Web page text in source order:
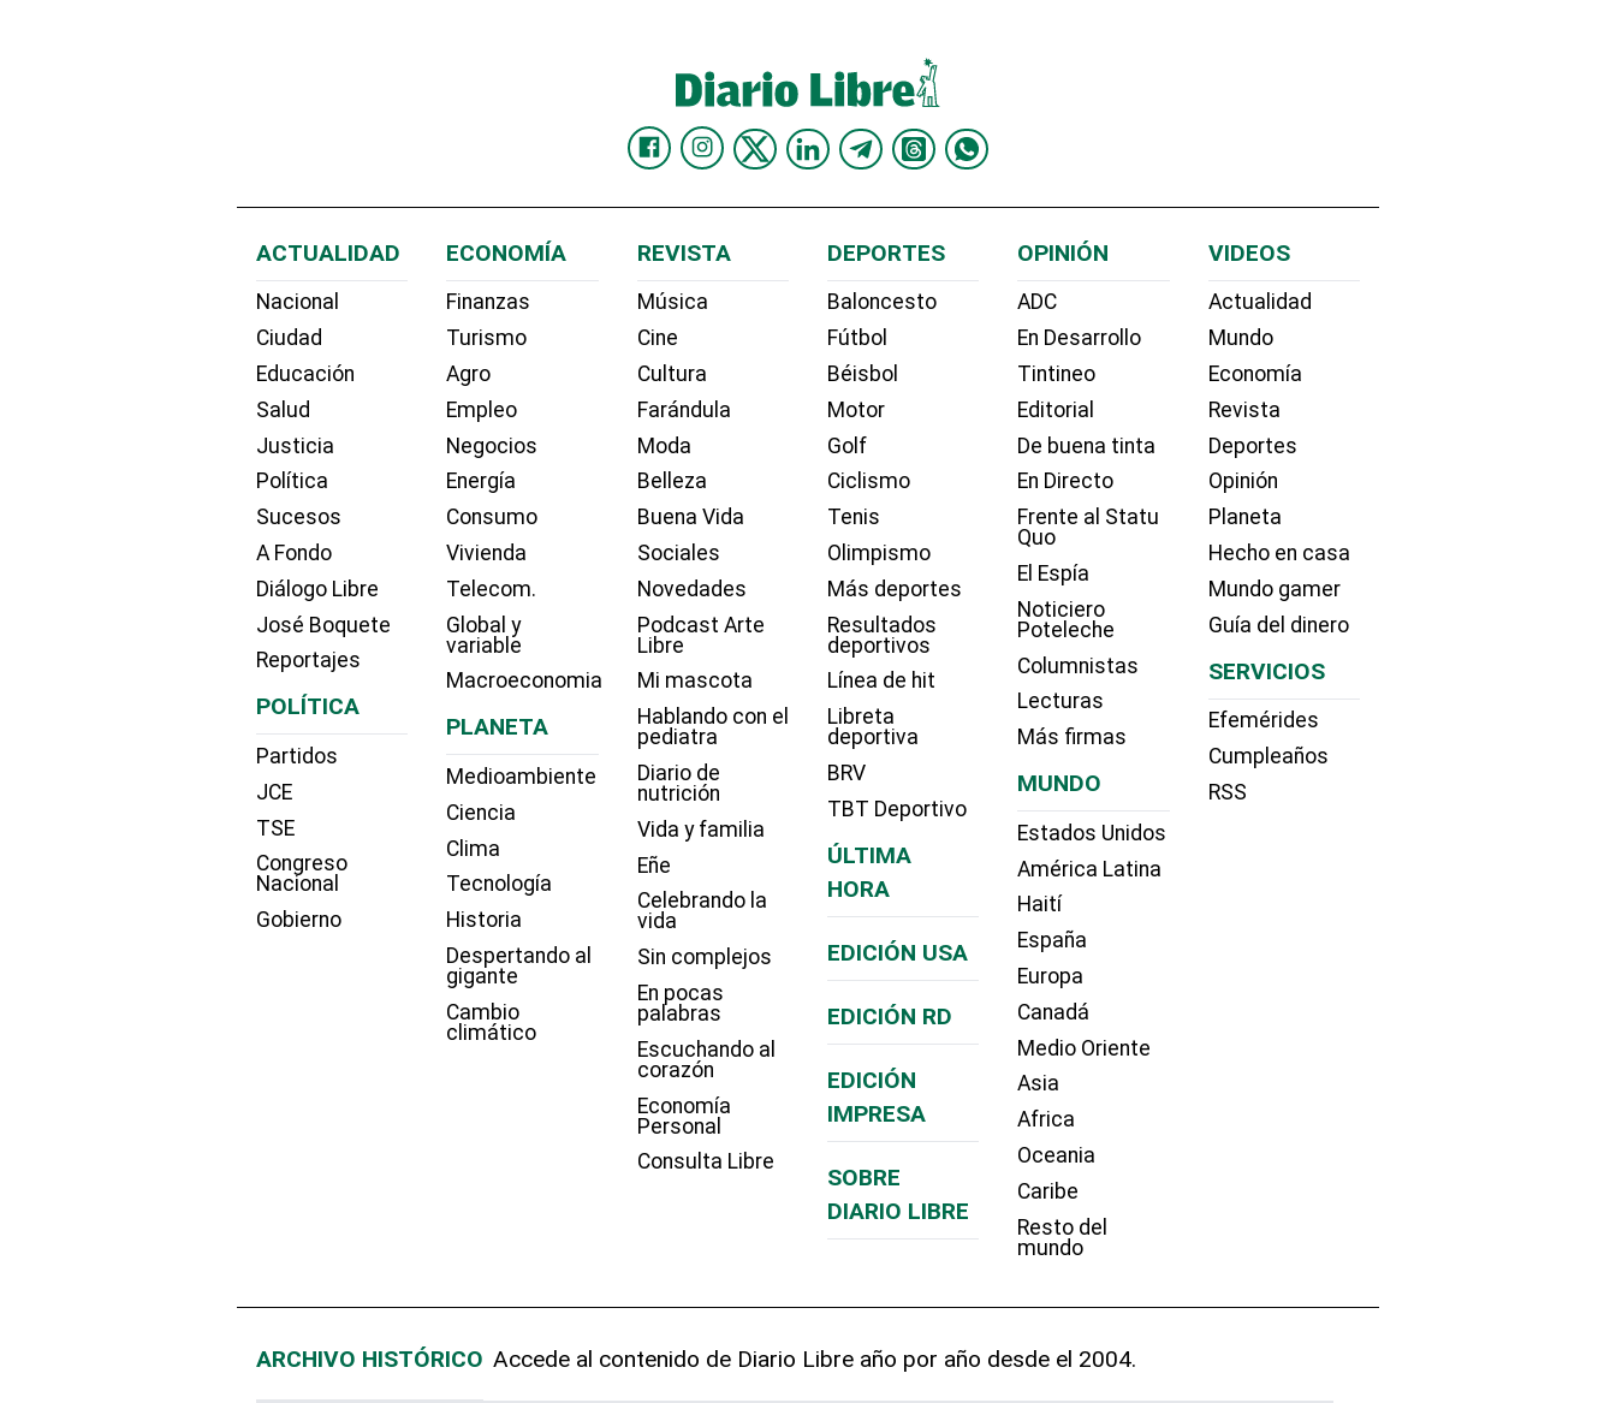
ACTUALIDAD
Nacional
Ciudad
Educación
Salud
Justicia
Política
Sucesos
A Fondo
Diálogo Libre
José Boquete
Reportajes
POLÍTICA
Partidos
JCE
TSE
Congreso
Nacional
Gobierno
ECONOMÍA
Finanzas
Turismo
Agro
Empleo
Negocios
Energía
Consumo
Vivienda
Telecom.
Global y
variable
Macroeconomia
PLANETA
Medioambiente
Ciencia
Clima
Tecnología
Historia
Despertando al
gigante
Cambio
climático
REVISTA
Música
Cine
Cultura
Farándula
Moda
Belleza
Buena Vida
Sociales
Novedades
Podcast Arte
Libre
Mi mascota
Hablando con el
pediatra
Diario de
nutrición
Vida y familia
Eñe
Celebrando la
vida
Sin complejos
En pocas
palabras
Escuchando al
corazón
Economía
Personal
Consulta Libre
DEPORTES
Baloncesto
Fútbol
Béisbol
Motor
Golf
Ciclismo
Tenis
Olimpismo
Más deportes
Resultados
deportivos
Línea de hit
Libreta
deportiva
BRV
TBT Deportivo
ÚLTIMA
HORA
EDICIÓN USA
EDICIÓN RD
EDICIÓN
IMPRESA
SOBRE
DIARIO LIBRE
OPINIÓN
ADC
En Desarrollo
Tintineo
Editorial
De buena tinta
En Directo
Frente al Statu
Quo
El Espía
Noticiero
Poteleche
Columnistas
Lecturas
Más firmas
MUNDO
Estados Unidos
América Latina
Haití
España
Europa
Canadá
Medio Oriente
Asia
Africa
Oceania
Caribe
Resto del
mundo
VIDEOS
Actualidad
Mundo
Economía
Revista
Deportes
Opinión
Planeta
Hecho en casa
Mundo gamer
Guía del dinero
SERVICIOS
Efemérides
Cumpleaños
RSS
ARCHIVO HISTÓRICO Accede al contenido de Diario Libre año por año desde el 2004.